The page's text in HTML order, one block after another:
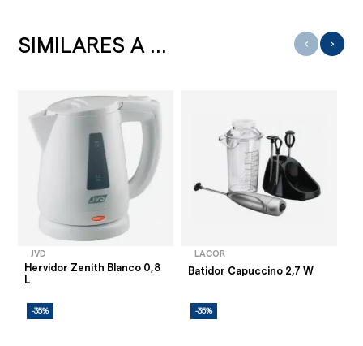
SIMILARES A ...
JVD
Hervidor Zenith Blanco 0,8
L
-35%
LACOR
Batidor Capuccino 2,7 W
-35%
‹ ›